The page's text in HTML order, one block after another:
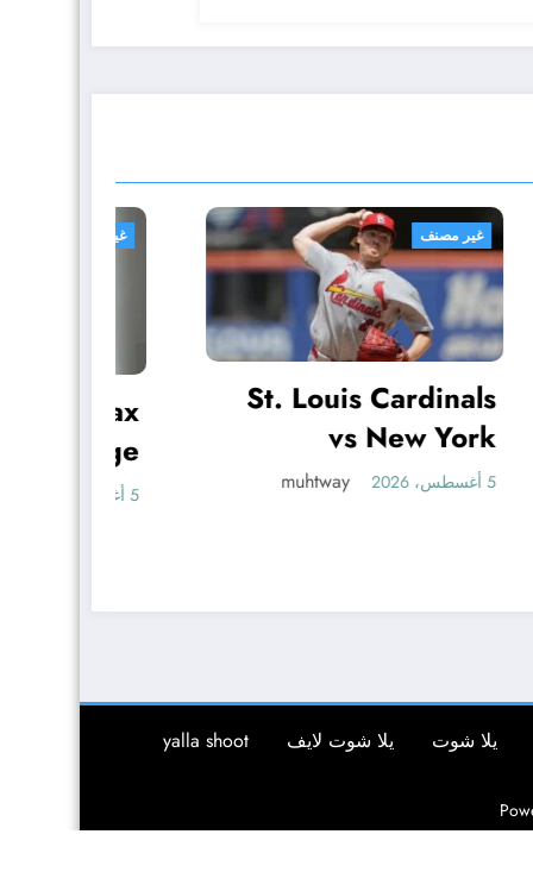
غير مصنف
St. Louis Cardinals
vs New York
Yankees Game
5 أغسطس، 2026
يلا شوت يلا شوت لايف
yalla shoot